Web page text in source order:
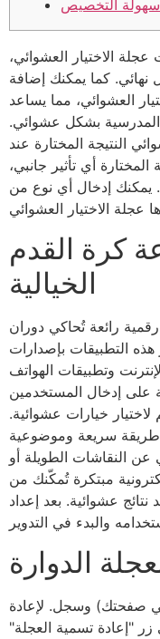
التخصيص
الاختيار العشوائي،
نهائي. كما يمكنك إضافة
العشوائي، مما يساعد
المدرسية بشكل عشوائي.
النتيجة المختارة عند
أي تأثير جانبي،
يمكنك إدخال أي نوع من
كرة القدم
الخيالية
رائعة تُحاكي دوران
هذه التطبيقات بإصدارات
وتطبيقات الهواتف
على إدخال المستخدمين
خيارات عشوائية.
طريقة سريعة وموضوعية
عن النقاشات الطويلة أو
مبتكرة تُمكّنك من
عشوائية. بعد إعداد
الدوارة
صفحتك) وسجل. لإعادة
"إعادة تسمية العجلة"